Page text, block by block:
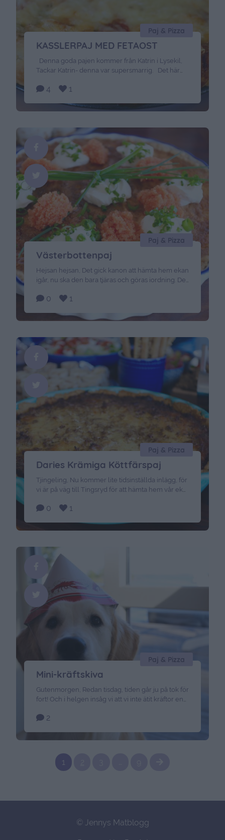
KASSLERPAJ MED FETAOST
Denna goda pajen kommer från Katrin i Lysekil,
Tackar Katrin- denna var supersmarrig. Det här
gram smör Fyllning: 300-400 gram kassler 100
fraiche ( paprika & chili ) 1/2 dl sweetchili 1 dl
4 1
Paj & Pizza
Västerbottenpaj
Hejsan hejsan, Det gick kanon att hämta hem ekan
igår, nu ska den bara tjäras och göras iordning. Det
Men nu ska Nomi, Tuva och jag till Skälby, ska
grann. Härligt med påsklov. Här kommer en …
0 1
Paj & Pizza
Daries Krämiga Köttfärspaj
Tjingeling, Nu kommer lite tidsinställda inlägg, för
vi är på väg till Tingsryd för att hämta hem vår eka.
nämligen aldrig varit där innan. Så det kunde ju
0 1
Paj & Pizza
Mini-kräftskiva
Gutenmorgen, Redan tisdag, tiden går ju på tok för
fort! Och i helgen insåg vi att vi inte ätit kräftor en
liten spontan mini-kräftskiva. Charlie tyckte det var
2
Paj & Pizza
1
© Jennys Matblogg